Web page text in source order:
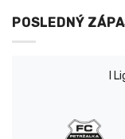
POSLEDNÝ
I